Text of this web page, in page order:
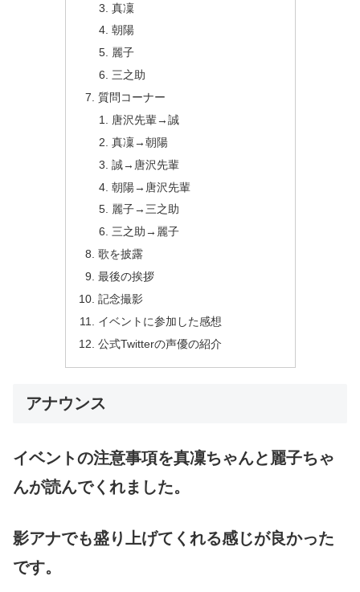
真凜
朝陽
麗子
三之助
質問コーナー
唐沢先輩→誠
真凜→朝陽
誠→唐沢先輩
朝陽→唐沢先輩
麗子→三之助
三之助→麗子
歌を披露
最後の挨拶
記念撮影
イベントに参加した感想
公式Twitterの声優の紹介
アナウンス
イベントの注意事項を真凜ちゃんと麗子ちゃ
んが読んでくれました。
影アナでも盛り上げてくれる感じが良かった
です。